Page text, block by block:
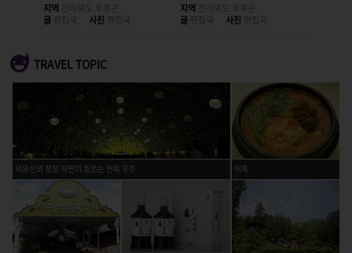
지역 전라북도 무주군
글 편집국 사진 편집국
지역 전라북도 무주군
글 편집국 사진 편집국
TRAVEL TOPIC
덕유산의 청정 자연이 흐르는 전북 무주 어죽